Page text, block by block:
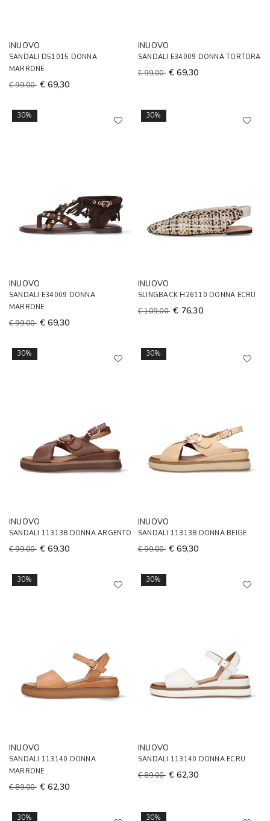
INUOVO
SANDALI D51015 DONNA
MARRONE
€ 99,00 € 69,30
INUOVO
SANDALI E34009 DONNA TORTORA
€ 99,00 € 69,30
30%
INUOVO
SANDALI E34009 DONNA
MARRONE
€ 99,00 € 69,30
30%
INUOVO
SLINGBACK H26110 DONNA ECRU
€ 109,00 € 76,30
30%
INUOVO
SANDALI 113138 DONNA ARGENTO
€ 99,00 € 69,30
30%
INUOVO
SANDALI 113138 DONNA BEIGE
€ 99,00 € 69,30
30%
INUOVO
SANDALI 113140 DONNA
MARRONE
€ 89,00 € 62,30
30%
INUOVO
SANDALI 113140 DONNA ECRU
€ 89,00 € 62,30
30% 30%